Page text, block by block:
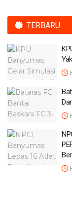
TERBARU